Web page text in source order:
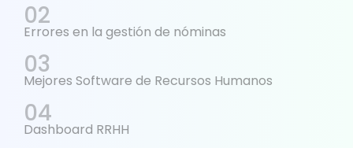
Errores en la gestión de nóminas
Mejores Software de Recursos Humanos
Dashboard RRHH